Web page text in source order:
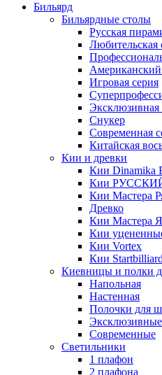
Бильярд
Бильярдные столы
Русская
Любительская
Игровая серия
Эксклюзивная
Снукер
Современная
Китайская
Кии и древки
Кии Dinamika
Кии
Кии Мастера
Древко
Кии Мастера
Кии
Кии Vortex
Кии
Киевницы и полки
Напольная
Настенная
Полочки для
Эксклюзивные
Современные
Светильники
1 плафон
2 плафона